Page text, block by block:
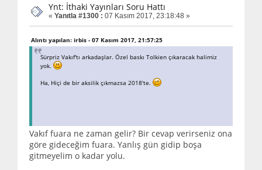
Ynt: İthaki Yayınları Soru Hattı
« Yanıtla #1300 : 07 Kasım 2017, 23:18:48 »
Alıntı yapılan: irbis - 07 Kasım 2017, 21:57:25
Sürpriz Vakıf'tı arkadaşlar. Özel baskı Tolkien çıkaracak halimiz
yok.
Ha, Hiçi de bir aksilik çıkmazsa 2018'te.
Vakıf fuara ne zaman gelir? Bir cevap verirseniz ona
göre gideceğim fuara. Yanlış gün gidip boşa
gitmeyelim o kadar yolu.